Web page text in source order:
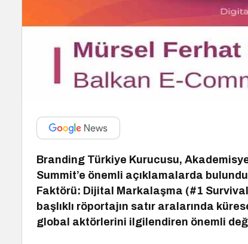
Branding Türkiye Kurucusu,
Summit’e önemli açıklamalarda
Faktörü: Dijital Markalaşma (#1
başlıklı röportajın satır aralarında
global aktörlerini ilgilendiren önemli